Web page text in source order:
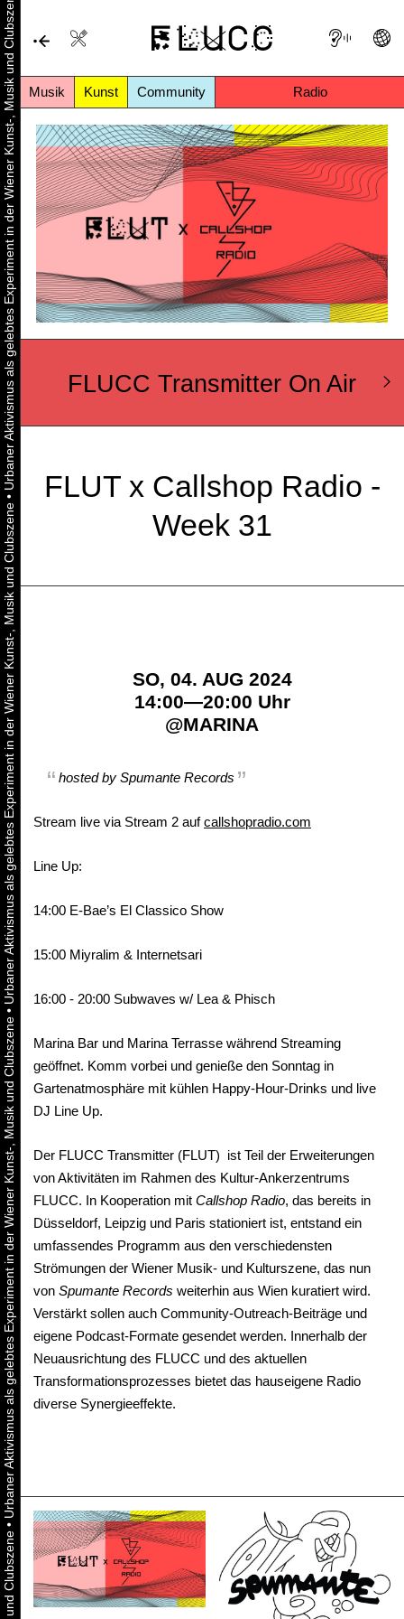
Musik Kunst Community Radio
•
Urbaner Aktivismus als gelebtes Experiment in der Wiener Kunst-, Musik und Clubszene
•
Urbaner Aktivismus als gelebtes Experiment in der Wiener Kunst-, Musik und Clubszene
•
Urbaner Aktivismus als gelebtes Experiment in der Wiener Kunst-, Musik und Clubszene FLUCC Transmitter On Air
FLUT x Callshop Radio -
Week 31
SO, 04. AUG 2024
14:00—20:00 Uhr
@MARINA
hosted by Spumante Records
Stream live via Stream 2 aufcallshopradio.com
Line Up:
14:00 E-Bae’s El Classico Show
15:00 Miyralim & Internetsari
16:00 - 20:00 Subwaves w/ Lea & Phisch
Marina Bar und Marina Terrasse während Streaming
geöffnet. Komm vorbei und genieße den Sonntag in
Gartenatmosphäre mit kühlen Happy-Hour-Drinks und live
DJ Line Up.
Der FLUCC Transmitter (FLUT) ist Teil der Erweiterungen
von Aktivitäten im Rahmen des Kultur-Ankerzentrums
FLUCC. In Kooperation mit Callshop Radio, das bereits in
Düsseldorf, Leipzig und Paris stationiert ist, entstand ein
umfassendes Programm aus den verschiedensten
Strömungen der Wiener Musik- und Kulturszene, das nun
von Spumante Records weiterhin aus Wien kuratiert wird.
Verstärkt sollen auch Community-Outreach-Beiträge und
eigene Podcast-Formate gesendet werden. Innerhalb der
Neuausrichtung des FLUCC und des aktuellen
Transformationsprozesses bietet das hauseigene Radio
diverse Synergieeffekte.